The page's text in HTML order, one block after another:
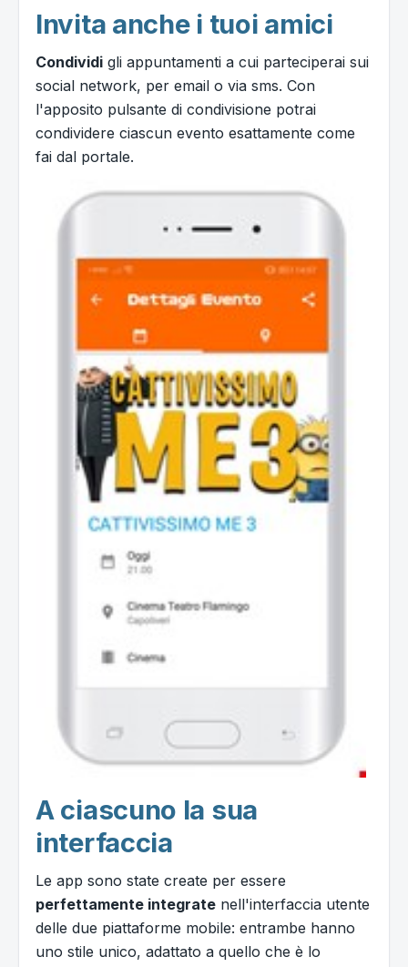
Invita anche i tuoi amici
Condividi gli appuntamenti a cui parteciperai sui
social network, per email o via sms. Con
l'apposito pulsante di condivisione potrai
condividere ciascun evento esattamente come
fai dal portale.
A ciascuno la sua
interfaccia
Le app sono state create per essere
perfettamente integrate nell'interfaccia utente
delle due piattaforme mobile: entrambe hanno
uno stile unico, adattato a quello che è lo